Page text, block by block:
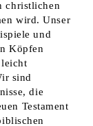
christlichen
wird. Unser
und
Köpfen
leicht
sind
die
Testament